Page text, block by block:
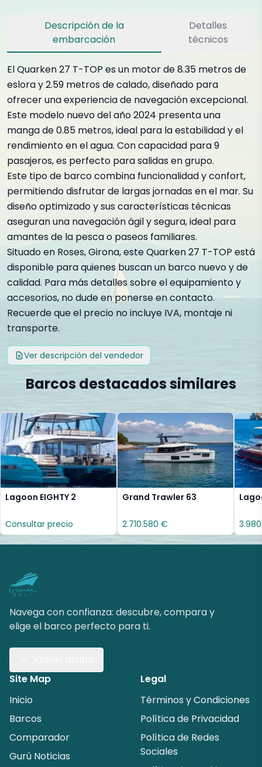
Descripción de la
embarcación
Detalles
técnicos
El Quarken 27 T-TOP es un motor de 8.35 metros de
eslora y 2.59 metros de calado, diseñado para
ofrecer una experiencia de navegación excepcional.
Este modelo nuevo del año 2024 presenta una
manga de 0.85 metros, ideal para la estabilidad y el
rendimiento en el agua. Con capacidad para 9
pasajeros, es perfecto para salidas en grupo.
Este tipo de barco combina funcionalidad y confort,
permitiendo disfrutar de largas jornadas en el mar. Su
diseño optimizado y sus características técnicas
aseguran una navegación ágil y segura, ideal para
amantes de la pesca o paseos familiares.
Situado en Roses, Girona, este Quarken 27 T-TOP está
disponible para quienes buscan un barco nuevo y de
calidad. Para más detalles sobre el equipamiento y
accesorios, no dude en ponerse en contacto.
Recuerde que el precio no incluye IVA, montaje ni
transporte.
Ver descripción del vendedor
Barcos destacados similares
Lagoon EIGHTY 2
Consultar precio
Grand Trawler 63
2.710.580 €
Navega con confianza: descubre, compara y
elige el barco perfecto para ti.
Site Map
Inicio
Barcos
Comparador
Gurú Noticias
Legal
Términos y Condiciones
Política de Privacidad
Política de Redes
Sociales